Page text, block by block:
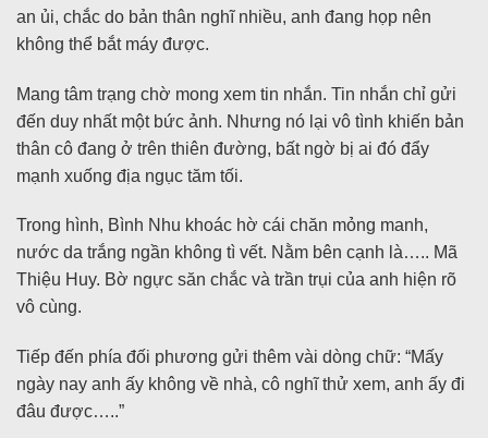
an ủi, chắc do bản thân nghĩ nhiều, anh đang họp nên
không thể bắt máy được.
Mang tâm trạng chờ mong xem tin nhắn. Tin nhắn chỉ gửi
đến duy nhất một bức ảnh. Nhưng nó lại vô tình khiến bản
thân cô đang ở trên thiên đường, bất ngờ bị ai đó đẩy
mạnh xuống địa ngục tăm tối.
Trong hình, Bình Nhu khoác hờ cái chăn mỏng manh,
nước da trắng ngần không tì vết. Nằm bên cạnh là….. Mã
Thiệu Huy. Bờ ngực săn chắc và trần trụi của anh hiện rõ
vô cùng.
Tiếp đến phía đối phương gửi thêm vài dòng chữ: “Mấy
ngày nay anh ấy không về nhà, cô nghĩ thử xem, anh ấy đi
đâu được…..”